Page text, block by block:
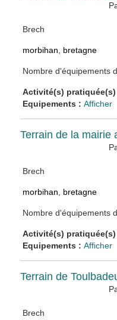
Brech
morbihan bretagne
Nombre d'équipements
Activité(s)
Equipements :Afficher
Terrain de la mairie
Brech
morbihan bretagne
Nombre d'équipements
Activité(s)
Equipements :Afficher
Terrain de
Brech